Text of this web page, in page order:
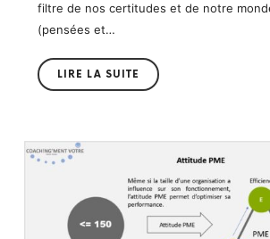
filtre de nos certitudes et de notre
(pensées et…
LIRE LA SUITE